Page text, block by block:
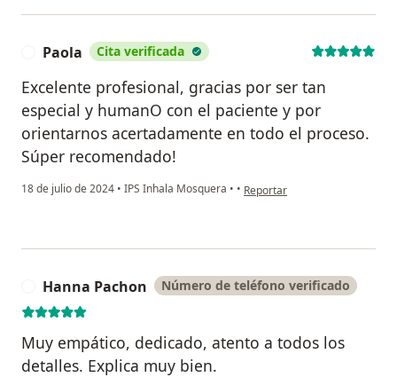
Paola Cita verificada
Excelente profesional, gracias por ser tan
especial y humanO con el paciente y por
orientarnos acertadamente en todo el proceso.
Súper recomendado!
18 de julio de 2024 • IPS Inhala Mosquera • • en opinión del usuario Paola
Reportar
Hanna Pachon Número de teléfono verificado
Muy empático, dedicado, atento a todos los
detalles. Explica muy bien.